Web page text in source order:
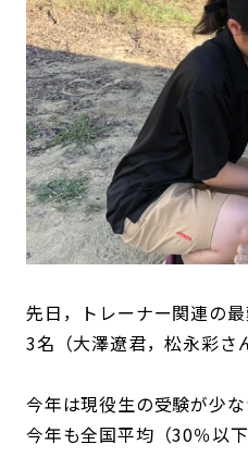
先日，トレーナー関連の
3名（大澤遼君，松永彩さ
今年は現役生の受験が少
今年も全国平均（30％以